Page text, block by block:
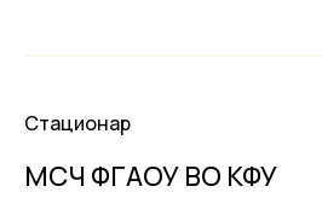
Стационар
МСЧ ФГАОУ ВО КФУ